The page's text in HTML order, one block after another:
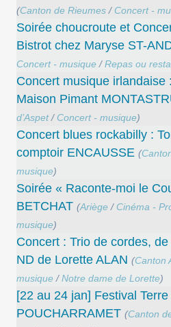
(Canton de Rieumes/ Concert -
Soirée choucroute et
Bistrot chez Maryse ST-
Concert - musique/Repas ou
Concert musique irlandaise
Maison Pimant
d’Aspet/ Concert - musique)
Concert blues rockabilly :
comptoir ENCAUSSE (
musique)
Soirée « Raconte-moi le
BETCHAT (Ariège/ Cinéma -
musique)
Concert : Trio de cordes,
ND de Lorette ALAN (Canton
musique/Notre dame de Lorette)
[22 au 24 jan] Festival
POUCHARRAMET (Canton